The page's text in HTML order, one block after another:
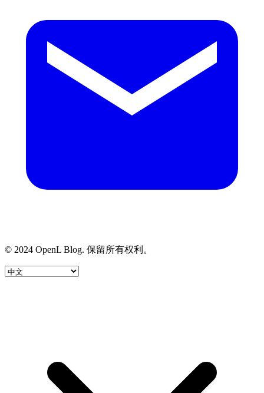
© 2024 OpenL Blog. 保留所有权利。